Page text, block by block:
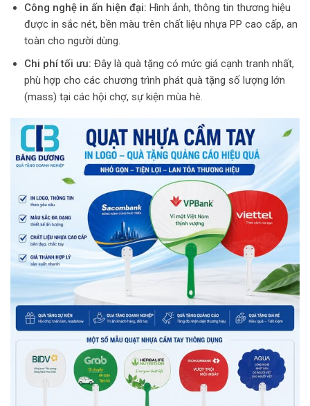
Công nghệ in ấn hiện đại: Hình ảnh, thông tin thương hiệu
được in sắc nét, bền màu trên chất liệu nhựa PP cao cấp, an
toàn cho người dùng.
Chi phí tối ưu: Đây là quà tặng có mức giá cạnh tranh nhất,
phù hợp cho các chương trình phát quà tặng số lượng lớn
(mass) tại các hội chợ, sự kiện mùa hè.